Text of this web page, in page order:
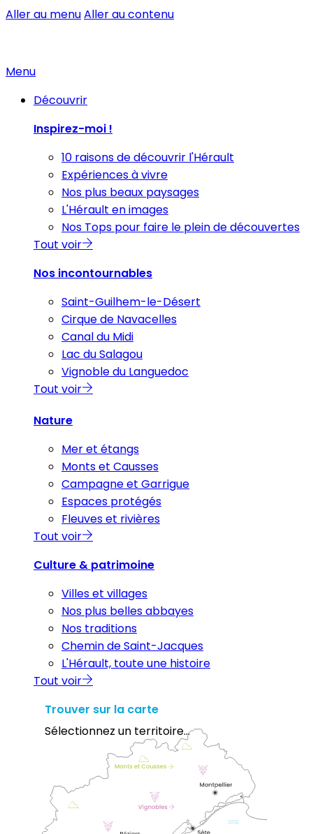
Aller au menuAller au contenu
Menu
Découvrir
Inspirez-moi !
10 raisons de découvrir l'Hérault
Expériences à vivre
Nos plus beaux paysages
L'Hérault en images
Nos Tops pour faire le plein de découvertes
Tout voir
Nos incontournables
Saint-Guilhem-le-Désert
Cirque de Navacelles
Canal du Midi
Lac du Salagou
Vignoble du Languedoc
Tout voir
Nature
Mer et étangs
Monts et Causses
Campagne et Garrigue
Espaces protégés
Fleuves et rivières
Tout voir
Culture & patrimoine
Villes et villages
Nos plus belles abbayes
Nos traditions
Chemin de Saint-Jacques
L'Hérault, toute une histoire
Tout voir
Trouver sur la carte
Sélectionnez un territoire...